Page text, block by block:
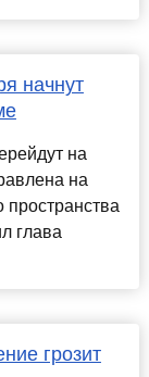
начнут
на
на
пространства
глава
грозит